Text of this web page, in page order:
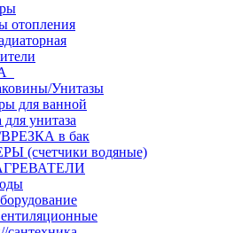
отопления
Унитазы
для ванной
унитаза
ВРЕЗКА в бак
(счетчики водяные)